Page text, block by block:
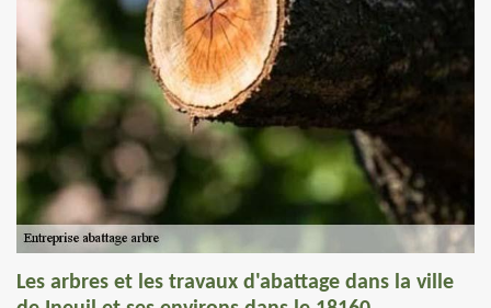
Les arbres et les travaux d'abattage dans la ville